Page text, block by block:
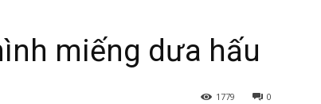
miếng dưa hấu
0
1779